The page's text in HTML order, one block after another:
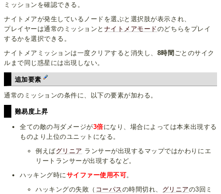
ミッションを確認できる。
ナイトメアが発生しているノードを選ぶと選択肢が表示され、
プレイヤーは通常のミッションと ナイトメアモードのどちらをプレイ
するかを選択できる。
ナイトメアミッションは一度クリアすると消失し、 8時間 ごとのサイク
ルまで同じ惑星には出現しない。
追加要素
通常のミッションの条件に、以下の要素が加わる。
難易度上昇
全ての敵の与ダメージが3倍になり、場合によっては本来出現する
ものより上位のユニットになる。
例えばグリニア ランサーが出現するマップではかわりにエ
リートランサーが出現するなど。
ハッキング時にサイファー使用不可。
ハッキングの失敗（ コーパスの時間切れ、 グリニアの3回ミ